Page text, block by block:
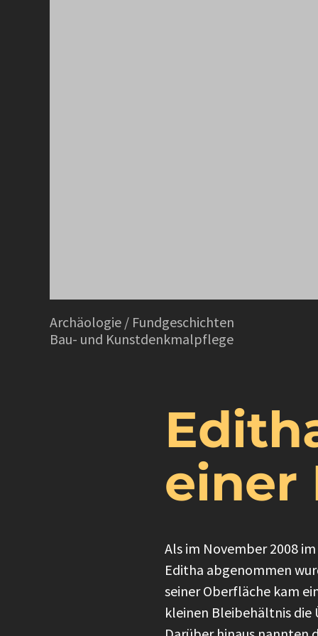
Archäologie / Fundgeschichten
Bau- und Kunstdenkmalpflege
einer
Als im November 2008
Editha abgenommen
seiner Oberfläche kam
kleinen Bleibehältnis die